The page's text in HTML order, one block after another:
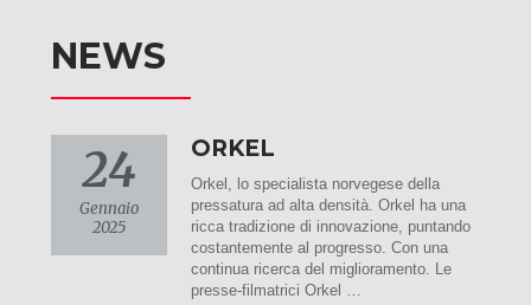
NEWS
24
Gennaio
2025
ORKEL
Orkel, lo specialista norvegese della
pressatura ad alta densità. Orkel ha una
ricca tradizione di innovazione, puntando
costantemente al progresso. Con una
continua ricerca del miglioramento. Le
presse-filmatrici Orkel …